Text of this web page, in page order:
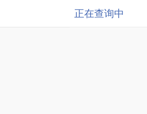
正在查询中